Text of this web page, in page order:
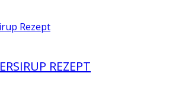
REZEPT